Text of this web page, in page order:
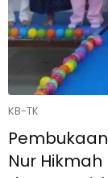
KB-TK
Nur